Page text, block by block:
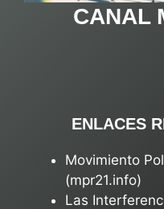
CANAL
ENLACES
Movimiento
(mpr21.info)
Las